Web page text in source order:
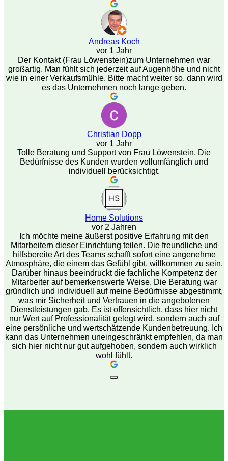
Andreas Koch
vor 1 Jahr
Der Kontakt (Frau Löwenstein)zum Unternehmen war
großartig. Man fühlt sich jederzeit auf Augenhöhe und nicht
wie in einer Verkaufsmühle. Bitte macht weiter so, dann wird
es das Unternehmen noch lange geben.
Christian Dopp
vor 1 Jahr
Tolle Beratung und Support von Frau Löwenstein. Die
Bedürfnisse des Kunden wurden vollumfänglich und
individuell berücksichtigt.
Home Solutions
vor 2 Jahren
Ich möchte meine äußerst positive Erfahrung mit den
Mitarbeitern dieser Einrichtung teilen. Die freundliche und
hilfsbereite Art des Teams schafft sofort eine angenehme
Atmosphäre, die einem das Gefühl gibt, willkommen zu sein.
Darüber hinaus beeindruckt die fachliche Kompetenz der
Mitarbeiter auf bemerkenswerte Weise. Die Beratung war
gründlich und individuell auf meine Bedürfnisse abgestimmt,
was mir Sicherheit und Vertrauen in die angebotenen
Dienstleistungen gab. Es ist offensichtlich, dass hier nicht
nur Wert auf Professionalität gelegt wird, sondern auch auf
eine persönliche und wertschätzende Kundenbetreuung. Ich
kann das Unternehmen uneingeschränkt empfehlen, da man
sich hier nicht nur gut aufgehoben, sondern auch wirklich
wohl fühlt.